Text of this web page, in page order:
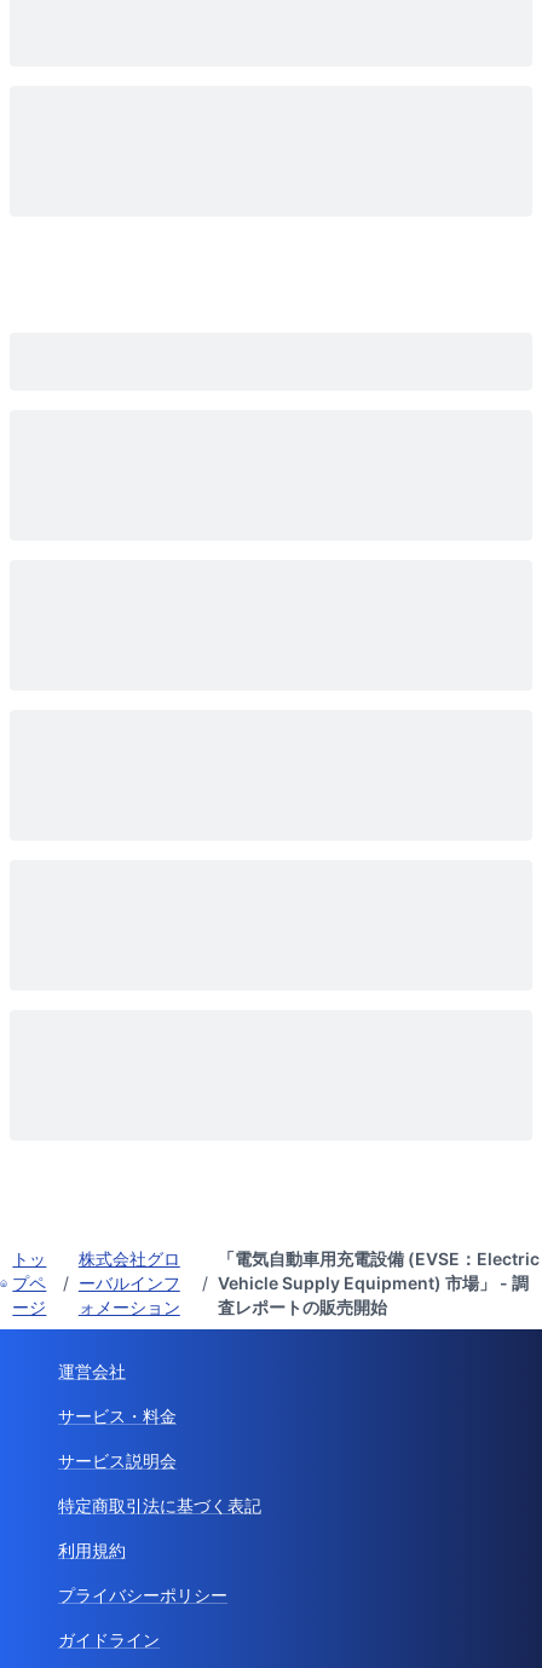
トッ
プペ
ージ
/
株式会社グロ
ーバルインフ
ォメーション
/
「電気自動車用充電設備 (EVSE：Electric
Vehicle Supply Equipment) 市場」 - 調
査レポートの販売開始
運営会社
サービス・料金
サービス説明会
特定商取引法に基づく表記
利用規約
プライバシーポリシー
ガイドライン